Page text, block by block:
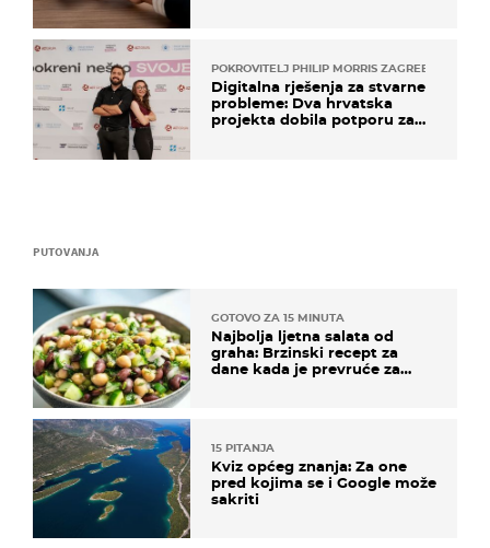
PUTOVANJA
GOTOVO ZA 15 MINUTA
Najbolja ljetna salata od
graha: Brzinski recept za
dane kada je prevruće za
15 PITANJA
Kviz općeg znanja: Za one
pred kojima se i Google može
sakriti
POKROVITELJ PHILIP MORRIS ZAGREB
Digitalna rješenja za stvarne
probleme: Dva hrvatska
projekta dobila potporu za